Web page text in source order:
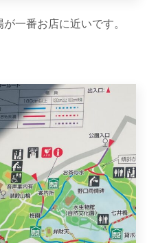
一番お店に近いです。